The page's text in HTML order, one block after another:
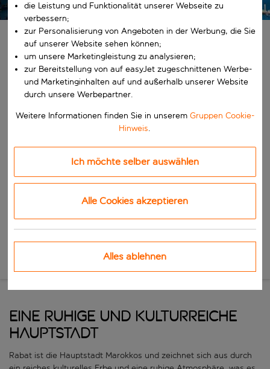
Finde deine perfekten Ferien
Wähle deine Flughäfen
Ab
Beginne mit der Eingabe für die automatische Vervollständigung.
Nach
W&auml;hle ein Ab- und R&uuml;ckflugdatum aus.
Wähle deine Reisedaten
EINE RUHIGE UND KULTURREICHE
HAUPTSTADT
Rabat ist die Hauptstadt Marokkos und zeichnet sich aus durch
die Leistung und Funktionalität unserer Webseite zu
verbessern;
zur Personalisierung von Angeboten in der Werbung, die Sie
auf unserer Website sehen können;
um unsere Marketingleistung zu analysieren;
zur Bereitstellung von auf easyJet zugeschnittenen Werbe-
und Marketinginhalten auf und außerhalb unserer Website
durch unsere Werbepartner.
Weitere Informationen finden Sie in unserem Gruppen Cookie-
Hinweis.
Ich möchte selber auswählen
Alle Cookies akzeptieren
Alles ablehnen